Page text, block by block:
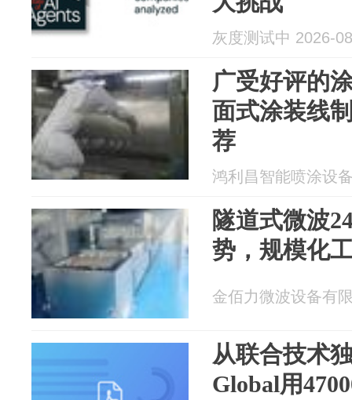
灰度测试中 2026-
广受好评的
面式涂装线
荐
鸿利昌智能喷涂设
隧道式微波
势，规模化
金佰力微波设备有
从联合技术
Global用